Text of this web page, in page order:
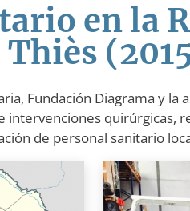
en la
Thiès
Fundación Diagrama y la
intervenciones quirúrgicas,
de personal sanitario